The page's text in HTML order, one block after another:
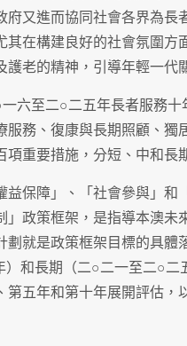
府又進而協同社會各界為
其在構建良好的社會氛圍
護老的精神，引導年輕一代
六至二○二五年長者服務
服務、復康與長期照顧、獨
項重要措施，分短、中和長
益保障」、「社會參與」
」政策框架，是指導本澳未
劃就是政策框架目標的具
）和長期（二○二一至二○
第五年和第十年展開評估，